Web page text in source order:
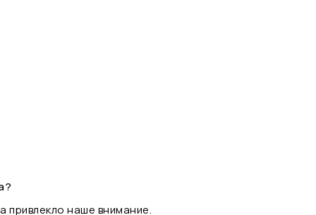
привлекло наше внимание.